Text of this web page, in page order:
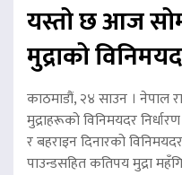
यस्तो छ आज
मुद्राको
काठमाडौं, २४ साउन । नेपाल
मुद्राहरूको विनिमयदर
र बहराइन दिनारको
पाउन्डसहित कतिपय मुद्रा